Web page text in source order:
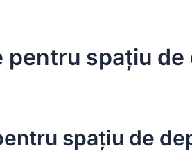
pentru spațiu
spațiu de